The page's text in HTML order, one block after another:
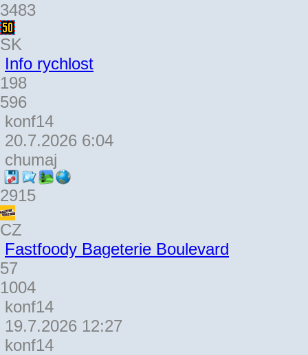
3483
SK
Info rychlost
198
596
konf14
20.7.2026 6:04
chumaj
2915
CZ
Fastfoody Bageterie Boulevard
57
1004
konf14
19.7.2026 12:27
konf14